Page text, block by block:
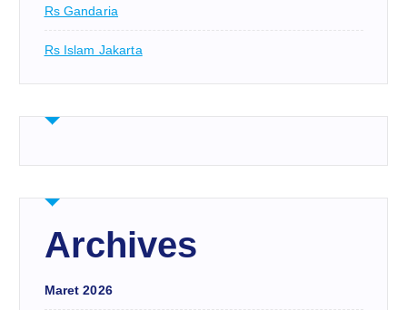
Rs Gandaria
Rs Islam Jakarta
Archives
Maret 2026